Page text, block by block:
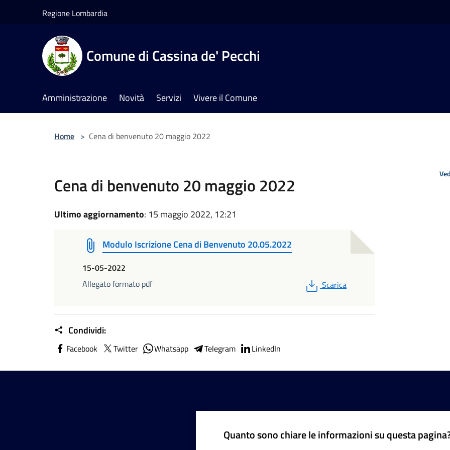
Regione Lombardia
Comune di Cassina de' Pecchi
Amministrazione Novità Servizi Vivere il Comune
Home > Cena di benvenuto 20 maggio 2022
Cena di benvenuto 20 maggio 2022
Ultimo aggiornamento: 15 maggio 2022, 12:21
Modulo Iscrizione Cena di Benvenuto 20.05.2022
15-05-2022
Allegato formato pdf
PDF
Scarica
Condividi:
Facebook Twitter Whatsapp Telegram LinkedIn
Quanto sono chiare le informazioni su questa